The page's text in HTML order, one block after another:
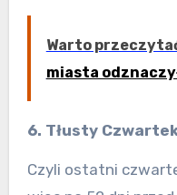
Warto
miasta
6. Tłusty
Czyli ostatni